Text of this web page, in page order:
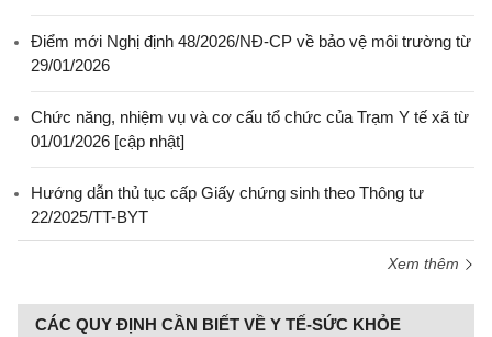
Điểm mới Nghị định 48/2026/NĐ-CP về bảo vệ môi trường từ
29/01/2026
Chức năng, nhiệm vụ và cơ cấu tổ chức của Trạm Y tế xã từ
01/01/2026 [cập nhật]
Hướng dẫn thủ tục cấp Giấy chứng sinh theo Thông tư
22/2025/TT-BYT
Xem thêm
CÁC QUY ĐỊNH CẦN BIẾT VỀ Y TẾ-SỨC KHỎE